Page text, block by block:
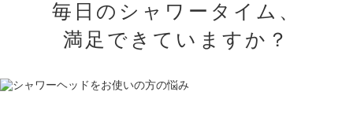
毎日のシャワータイム、
満足できていますか？